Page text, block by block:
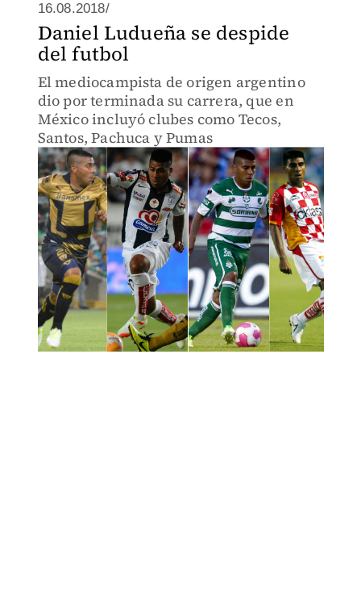
16.08.2018/
Daniel Ludueña se despide
del futbol
El mediocampista de origen argentino
dio por terminada su carrera, que en
México incluyó clubes como Tecos,
Santos, Pachuca y Pumas